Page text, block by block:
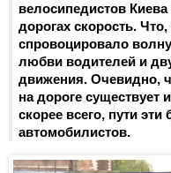
велосипедистов
дорогах скорость.
спровоцировало
любви водителей и
движения. Очевидно,
на дороге существует
скорее всего, пути эти
автомобилистов.